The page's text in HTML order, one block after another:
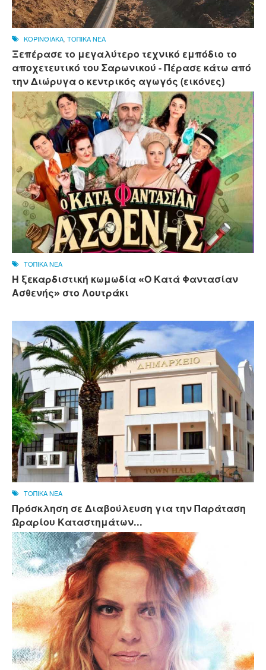
ΚΟΡΙΝΘΙΑΚΑ ΤΟΠΙΚΑ ΝΕΑ
Ξεπέρασε το μεγαλύτερο τεχνικό εμπόδιο το
αποχετευτικό του Σαρωνικού - Πέρασε κάτω από
την Διώρυγα ο κεντρικός αγωγός (εικόνες)
ΤΟΠΙΚΑ ΝΕΑ
Η ξεκαρδιστική κωμωδία «Ο Κατά Φαντασίαν
Ασθενής» στο Λουτράκι
ΤΟΠΙΚΑ ΝΕΑ
Πρόσκληση σε Διαβούλευση για την Παράταση
Ωραρίου Καταστημάτων...